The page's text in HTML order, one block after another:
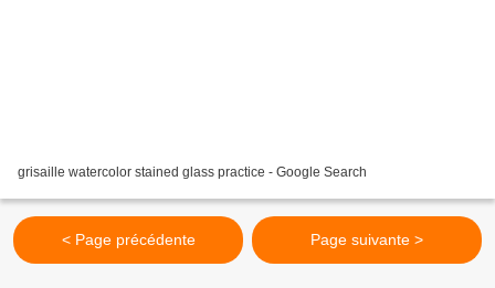
grisaille watercolor stained glass practice - Google Search
< Page précédente Page suivante >